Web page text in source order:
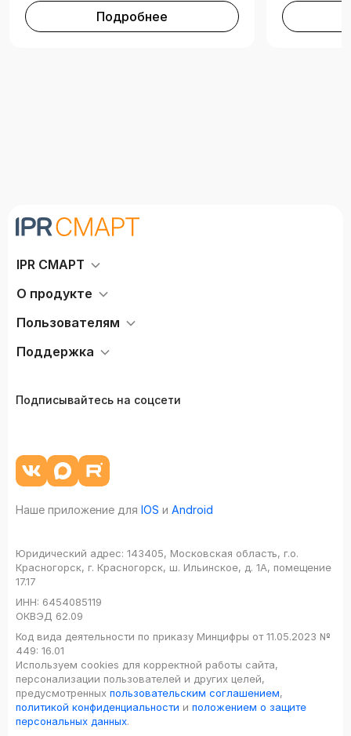
Подробнее
IPR СМАРТ
О продукте
Пользователям
Поддержка
Подписывайтесь на соцсети
Наше приложение для IOS и Android
Юридический адрес: 143405, Московская область, г.о.
Красногорск, г. Красногорск, ш. Ильинское, д. 1А, помещение
17.17
ИНН: 6454085119
ОКВЭД 62.09
Код вида деятельности по приказу Минцифры от 11.05.2023 №
449: 16.01
Используем cookies для корректной работы сайта,
персонализации пользователей и других целей,
предусмотренных пользовательским соглашением,
политикой конфиденциальности и положением о защите
персональных данных.